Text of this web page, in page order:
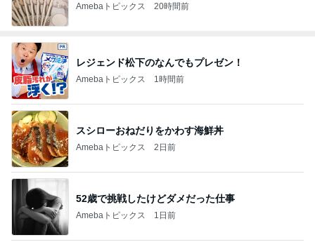
Amebaトピックス 20時間前
レジェンド松下のなんでもプレゼン！
Amebaトピックス 1時間前
スシローおねだりをかわす海鮮丼
Amebaトピックス 2日前
52歳で挑戦したけどダメだった仕事
Amebaトピックス 1日前